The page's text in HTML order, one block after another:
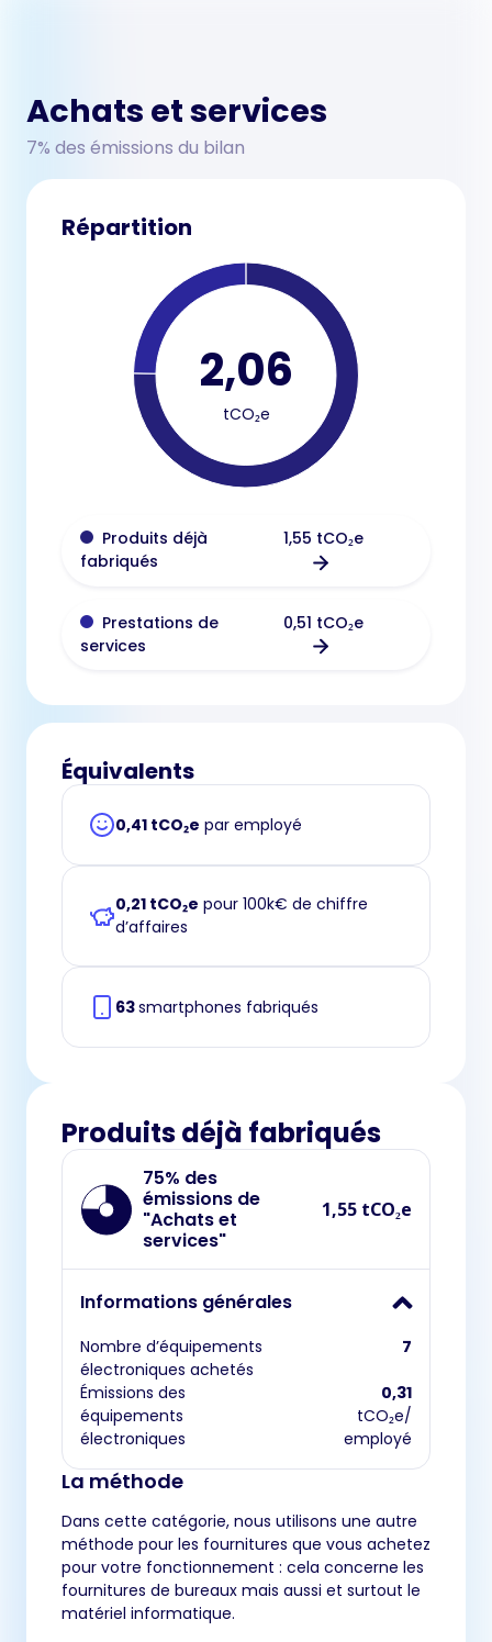
Achats et services
7% des émissions du bilan
Répartition
2,06
tCO₂e
Produits déjà
fabriqués
1,55 tCO₂e
Prestations de
services
0,51 tCO₂e
Équivalents
0,41 tCO₂e par employé
0,21 tCO₂e pour 100k€ de chiffre
d’affaires
63smartphones fabriqués
Produits déjà fabriqués
75% des
émissions de
"Achats et
services"
1,55 tCO₂e
Informations générales
Nombre d’équipements
électroniques achetés
7
Émissions des
équipements
électroniques
0,31
tCO₂e/
employé
La méthode
Dans cette catégorie, nous utilisons une autre
méthode pour les fournitures que vous achetez
pour votre fonctionnement : cela concerne les
fournitures de bureaux mais aussi et surtout le
matériel informatique.